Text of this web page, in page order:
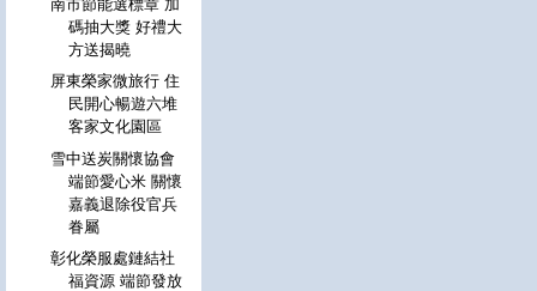
南市節能選標章 加
碼抽大獎 好禮大
方送揭曉
屏東榮家微旅行 住
民開心暢遊六堆
客家文化園區
雪中送炭關懷協會
端節愛心米 關懷
嘉義退除役官兵
眷屬
彰化榮服處鏈結社
福資源 端節發放